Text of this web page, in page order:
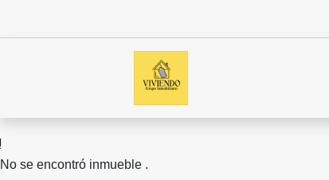
No se encontró inmueble .